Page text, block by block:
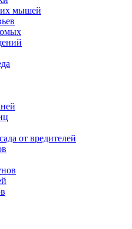
мышей
от вредителей